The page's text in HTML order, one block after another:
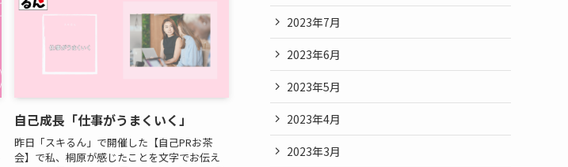
自己成長「仕事がうまくいく」
昨日「スキるん」で開催した【自己PRお茶
会】で私、桐原が感じたことを文字でお伝え
2023年7月
2023年6月
2023年5月
2023年4月
2023年3月